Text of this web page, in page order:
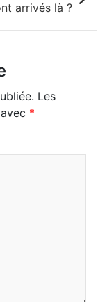
arrivés là ?
Les
*